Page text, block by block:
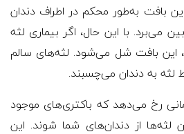
بافت به‌طور محکم در اطراف دندان
می‌برد. با این حال، اگر بیماری لثه
بافت شل می‌شود. لثه‌های سالم
رخ می‌دهد که باکتری‌های موجود
از دندان‌های شما شوند. این